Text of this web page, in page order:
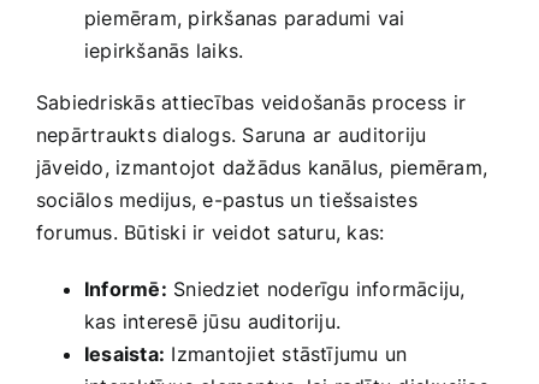
piemēram, pirkšanas paradumi vai
iepirkšanās laiks.
Sabiedriskās attiecības veidošanās process ⁣ir
nepārtraukts dialogs. Saruna ar⁤ auditoriju
jāveido, izmantojot dažādus kanālus, piemēram,
sociālos​ medijus, e-pastus un tiešsaistes
forumus.​ Būtiski ir veidot saturu, kas:
Informē: Sniedziet noderīgu informāciju,⁢
kas interesē jūsu ⁢auditoriju.
Iesaista: Izmantojiet stāstījumu un